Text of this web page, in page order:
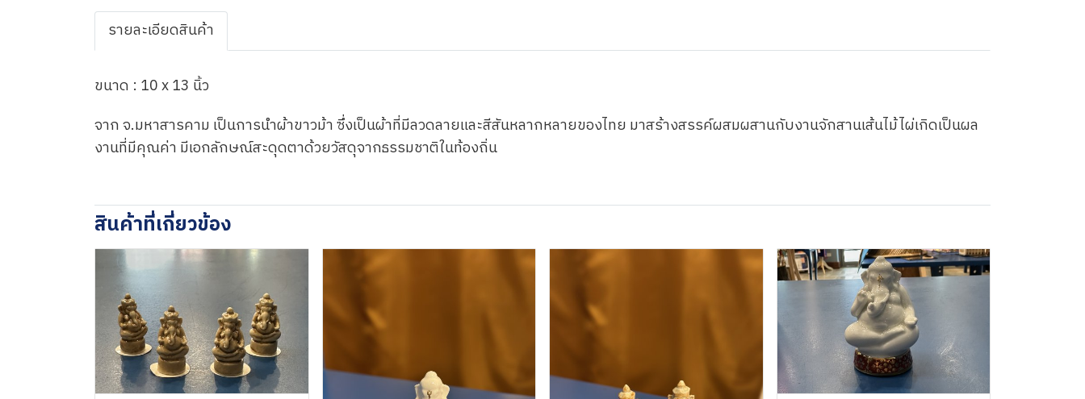
รายละเอียดสินค้า
ขนาด : 10 x 13 นิ้ว
จาก จ.มหาสารคาม เป็นการนำผ้าขาวม้า ซึ่งเป็นผ้าที่มีลวดลายและสีสันหลากหลายของไทย มาสร้างสรรค์ผสมผสานกับงานจักสานเส้นไม้ไผ่เกิดเป็นผล
งานที่มีคุณค่า มีเอกลักษณ์สะดุดตาด้วยวัสดุจากธรรมชาติในท้องถิ่น
สินค้าที่เกี่ยวข้อง